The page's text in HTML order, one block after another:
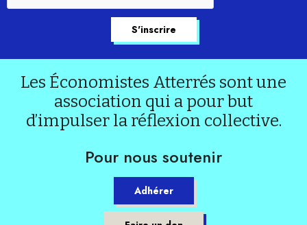
Les Économistes Atterrés sont une
association qui a pour but
d’impulser la réflexion collective.
Pour nous soutenir
Adhérer